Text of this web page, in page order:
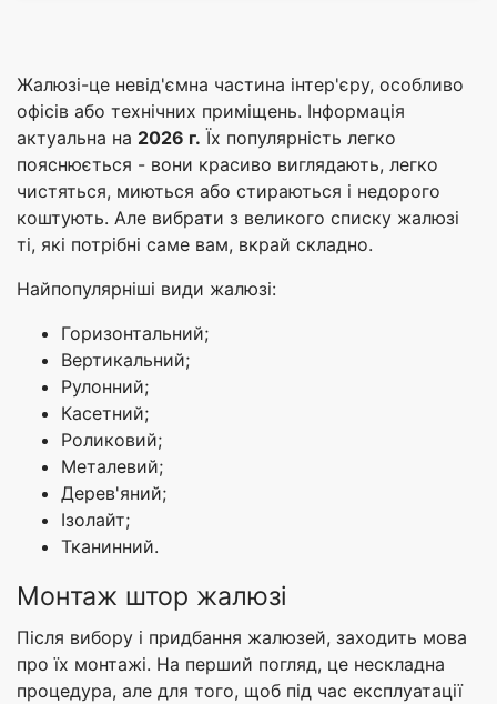
Жалюзі-це невід'ємна частина інтер'єру, особливо
офісів або технічних приміщень. Інформація
актуальна на 2026 г. Їх популярність легко
пояснюється - вони красиво виглядають, легко
чистяться, миються або стираються і недорого
коштують. Але вибрати з великого списку жалюзі
ті, які потрібні саме вам, вкрай складно.
Найпопулярніші види жалюзі:
Горизонтальний;
Вертикальний;
Рулонний;
Касетний;
Роликовий;
Металевий;
Дерев'яний;
Ізолайт;
Тканинний.
Монтаж штор жалюзі
Після вибору і придбання жалюзей, заходить мова
про їх монтажі. На перший погляд, це нескладна
процедура, але для того, щоб під час експлуатації